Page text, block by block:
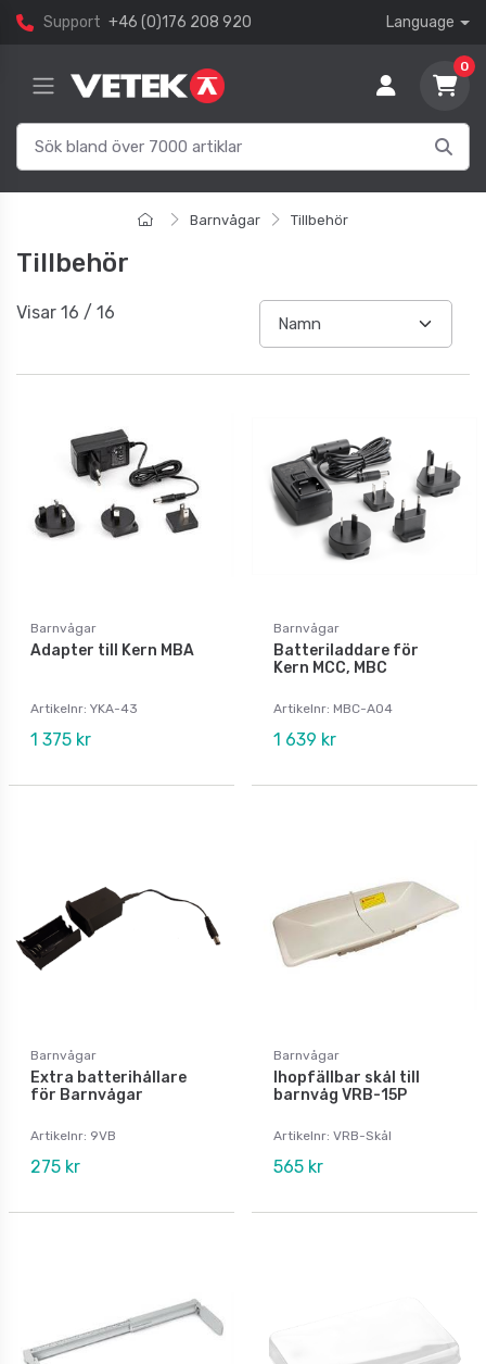
Support +46 (0)176 208 920 Language
0
Barnvågar Tillbehör
Tillbehör
Visar 16 / 16
Barnvågar
Adapter till Kern MBA
Artikelnr: YKA-43
1 375 kr
Barnvågar
Batteriladdare för
Kern MCC, MBC
Artikelnr: MBC-A04
1 639 kr
Barnvågar
Extra batterihållare
för Barnvågar
Artikelnr: 9VB
275 kr
Barnvågar
Ihopfällbar skål till
barnvåg VRB-15P
Artikelnr: VRB-Skål
565 kr